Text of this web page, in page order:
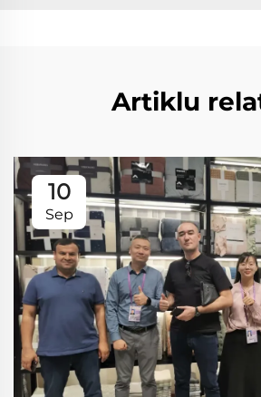
Artiklu
10
Sep